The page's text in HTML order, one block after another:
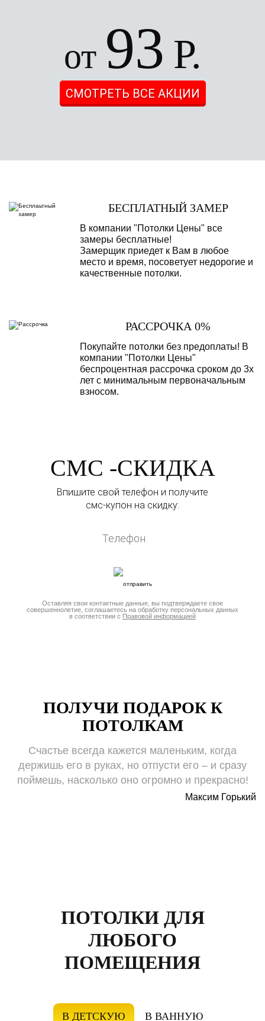
от 93 Р.
СМОТРЕТЬ ВСЕ АКЦИИ
БЕСПЛАТНЫЙ ЗАМЕР
В компании "Потолки Цены" все
замеры бесплатные!
Замерщик приедет к Вам в любое
место и время, посоветует недорогие и
качественные потолки.
РАССРОЧКА 0%
Покупайте потолки без предоплаты! В
компании "Потолки Цены"
беспроцентная рассрочка сроком до 3х
лет с минимальным первоначальным
взносом.
СМС -СКИДКА
Впишите свой телефон и получите
смс-купон на скидку:
Оставляя свои контактные данные, вы подтверждаете свое
совершеннолетие, соглашаетесь на обработку персональных данных
в соответствии с Правовой информацией
ПОЛУЧИ ПОДАРОК К
ПОТОЛКАМ
Счастье всегда кажется маленьким, когда
держишь его в руках, но отпусти его – и сразу
поймешь, насколько оно огромно и прекрасно!
Максим Горький
ПОТОЛКИ ДЛЯ
ЛЮБОГО
ПОМЕЩЕНИЯ
В ДЕТСКУЮ В ВАННУЮ